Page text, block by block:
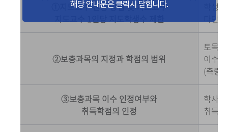
①지도교수 선정 방법 및 지도교수
지도교수 1인당 지도학생수 제한
학생
다만,
②보충과목의 지정과 학점의 범위
토목
이수
(측량
③보충과목 이수 인정여부와
취득학점의 인정
학사
취득